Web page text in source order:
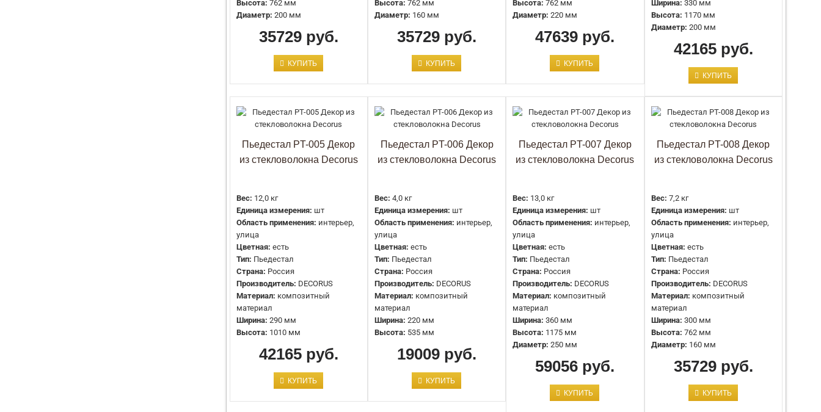
Пьедестал 1.14.003 Европласт
16333 руб.
Страна:
Европласт
Материал:
Высота: 650 мм
8170 руб.
Тип: Пьедестал
Страна: Россия
Производитель:
Пьедестал 1.18.003 Европласт
8170 руб.
Европласт
Полиуретан
Ширина:
Высота:
Пьедестал DECOMASTER DC-625
(750*250*170мм)
17468 руб.
Стена
Размер ВхШхД (мм): 750х250х170мм
Ширина (мм) / Размер по потолоку: 250
Высота (мм) / Размер по стене: 750
Страна:
Производитель:
Высота: 762 мм
Диаметр: 200 мм
35729 руб.
КУПИТЬ
Высота: 762 мм
Диаметр: 160 мм
35729 руб.
КУПИТЬ
Высота: 762 мм
Диаметр: 220 мм
47639 руб.
КУПИТЬ
Ширина: 330 мм
Высота: 1170 мм
Диаметр: 200 мм
42165 руб.
КУПИТЬ
Пьедестал PT-005 Декор
из стекловолокна Decorus
Вес: 12,0 кг
Единица измерения: шт
Область применения: интерьер,
улица
Цветная: есть
Тип: Пьедестал
Страна: Россия
Производитель: DECORUS
Материал: композитный
материал
Ширина: 290 мм
Высота: 1010 мм
42165 руб.
КУПИТЬ
Пьедестал PT-006 Декор
из стекловолокна Decorus
Вес: 4,0 кг
Единица измерения: шт
Область применения: интерьер,
улица
Цветная: есть
Тип: Пьедестал
Страна: Россия
Производитель: DECORUS
Материал: композитный
материал
Ширина: 220 мм
Высота: 535 мм
19009 руб.
КУПИТЬ
Пьедестал PT-007 Декор
из стекловолокна Decorus
Вес: 13,0 кг
Единица измерения: шт
Область применения: интерьер,
улица
Цветная: есть
Тип: Пьедестал
Страна: Россия
Производитель: DECORUS
Материал: композитный
материал
Ширина: 360 мм
Высота: 1175 мм
Диаметр: 250 мм
59056 руб.
КУПИТЬ
Пьедестал PT-008 Декор
из стекловолокна Decorus
Вес: 7,2 кг
Единица измерения: шт
Область применения: интерьер,
улица
Цветная: есть
Тип: Пьедестал
Страна: Россия
Производитель: DECORUS
Материал: композитный
материал
Ширина: 300 мм
Высота: 762 мм
Диаметр: 160 мм
35729 руб.
КУПИТЬ